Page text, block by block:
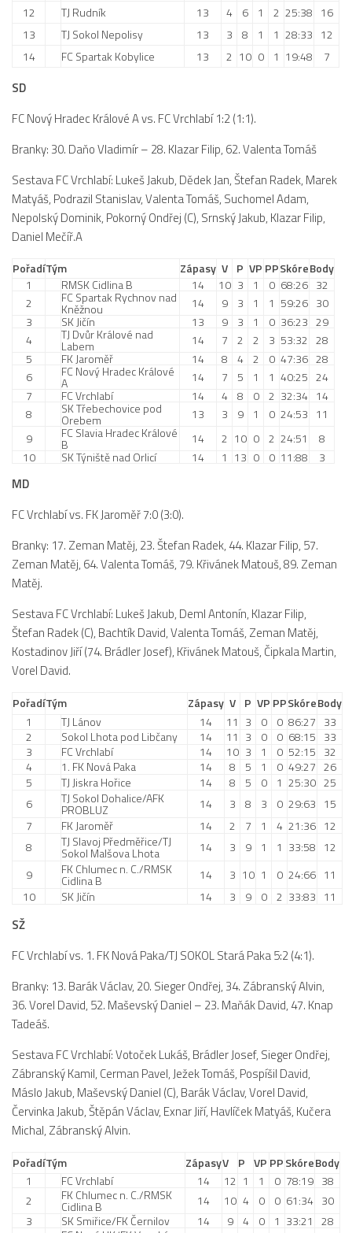
Zápasy SD 2026/27
Hráči
Realizační tým
Zápasy
St. žáci
Zápasy SŽ 2025/26
Hráči
Realizační tým
Zápasy
Ml. žáci
Hráči
Realizační tým
Výsledky
St. přípravka
Hráči
Realizační tým
Mladší přípravka
Zápasy
Realizační tým
Fotbalová školka
Kontakty
Vzkazy
Bazárek
12
TJ Rudník 13 4 6 1 2 25:38 16
13
TJ Sokol Nepolisy 13 3 8 1 1 28:33 12
14
FC Spartak Kobylice 13 2 10 0 1 19:48 7
SD
FC Nový Hradec Králové A vs. FC Vrchlabí 1:2 (1:1).
Branky: 30. Daňo Vladimír – 28. Klazar Filip, 62. Valenta Tomáš
Sestava FC Vrchlabí: Lukeš Jakub, Dědek Jan, Štefan Radek, Marek
Matyáš, Podrazil Stanislav, Valenta Tomáš, Suchomel Adam,
Nepolský Dominik, Pokorný Ondřej (C), Srnský Jakub, Klazar Filip,
Daniel Mečíř.A
PořadíTým Zápasy V P VP PPSkóreBody
1
RMSK Cidlina B 14 10 3 1 0 68:26 32
2
FC Spartak Rychnov nad
Kněžnou 14 9 3 1 1 59:26 30
3
SK Jičín 13 9 3 1 0 36:23 29
4
TJ Dvůr Králové nad
Labem 14 7 2 2 3 53:32 28
5
FK Jaroměř 14 8 4 2 0 47:36 28
6
FC Nový Hradec Králové
A 14 7 5 1 1 40:25 24
7
FC Vrchlabí 14 4 8 0 2 32:34 14
8
SK Třebechovice pod
Orebem 13 3 9 1 0 24:53 11
9
FC Slavia Hradec Králové
B 14 2 10 0 2 24:51
8
10
SK Týniště nad Orlicí 14 1 13 0 0 11:88 3
MD
FC Vrchlabí vs. FK Jaroměř 7:0 (3:0).
Branky: 17. Zeman Matěj, 23. Štefan Radek, 44. Klazar Filip, 57.
Zeman Matěj, 64. Valenta Tomáš, 79. Křivánek Matouš, 89. Zeman
Matěj.
Sestava FC Vrchlabí: Lukeš Jakub, Deml Antonín, Klazar Filip,
Štefan Radek (C), Bachtík David, Valenta Tomáš, Zeman Matěj,
Kostadinov Jiří (74. Brádler Josef), Křivánek Matouš, Čipkala Martin,
Vorel David.
PořadíTým Zápasy V P VP PPSkóreBody
1
TJ Lánov 14 11 3 0 0 86:27 33
2
Sokol Lhota pod Libčany 14 11 3 0 0 68:15 33
3
FC Vrchlabí 14 10 3 1 0 52:15 32
4
1. FK Nová Paka 14 8 5 1 0 49:27 26
5
TJ Jiskra Hořice 14 8 5 0 1 25:30 25
6
TJ Sokol Dohalice/AFK
PROBLUZ 14 3 8 3 0 29:63 15
7
FK Jaroměř 14 2 7 1 4 21:36 12
8
TJ Slavoj Předměřice/TJ
Sokol Malšova Lhota 14 3 9 1 1 33:58 12
9
FK Chlumec n. C./RMSK
Cidlina B 14 3 10 1 0 24:66 11
10
SK Jičín 14 3 9 0 2 33:83 11
SŽ
FC Vrchlabí vs. 1. FK Nová Paka/TJ SOKOL Stará Paka 5:2 (4:1).
Branky: 13. Barák Václav, 20. Sieger Ondřej, 34. Zábranský Alvin,
36. Vorel David, 52. Maševský Daniel – 23. Maňák David, 47. Knap
Tadeáš.
Sestava FC Vrchlabí: Votoček Lukáš, Brádler Josef, Sieger Ondřej,
Zábranský Kamil, Cerman Pavel, Ježek Tomáš, Pospíšil David,
Máslo Jakub, Maševský Daniel (C), Barák Václav, Vorel David,
Červinka Jakub, Štěpán Václav, Exnar Jiří, Havlíček Matyáš, Kučera
Michal, Zábranský Alvin.
PořadíTým ZápasyV P VP PPSkóreBody
1
FC Vrchlabí 14 12 1 1 0 78:19 38
2
FK Chlumec n. C./RMSK
Cidlina B 14 10 4 0 0 61:34 30
3
SK Smiřice/FK Černilov 14 9 4 0 1 33:21
28